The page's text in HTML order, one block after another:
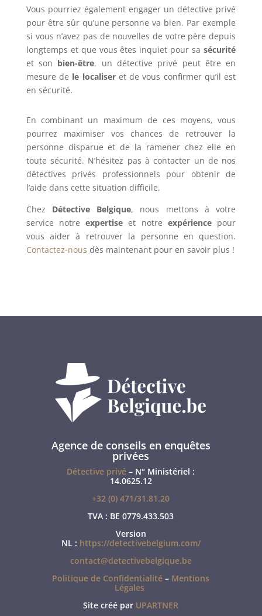
Vous pourriez également engager un détective privé
pour être sûr qu’une personne va bien. Par exemple
si vous n’avez pas de nouvelles de votre père depuis
longtemps et que vous êtes inquiet pour sasécurité
et son bien-être, un détective privé peut être en
mesure de le localiseret de vous confirmer qu’il est
en sécurité.
En combinant un maximum de ces moyens, vous
pourrez maximiser vos chances de retrouver la
personne disparue et de la ramener chez elle en
toute sécurité. N’hésitez pas à contacter un de nos
détectives privés professionnels pour obtenir de
l’aide dans cette situation difficile.
Chez Détective Belgique, nous mettons à votre
service notreexpertise et notre expériencepour
vous aider à retrouver la personne en question.
Contactez-nous dès maintenant pour en savoir plus !
Agence de conseils en enquêtes
privées
Détective privé – N° Ministériel :
14.0625.12
+32 (0) 471/31.81.20
TVA : BE 0779.433.503
Version
NL : https://detectivebelgium.com/
contact@detectivebelgique.be
Politique de Confidentialité – Mentions
Légales
Site créé par UPARTNER